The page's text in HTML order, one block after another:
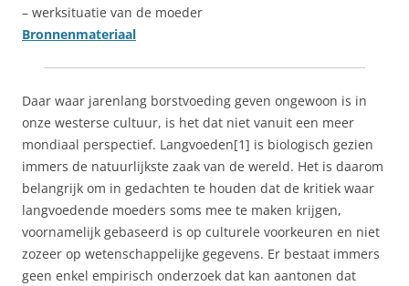
– werksituatie van de moeder
Bronnenmateriaal
Daar waar jarenlang borstvoeding geven ongewoon is in
onze westerse cultuur, is het dat niet vanuit een meer
mondiaal perspectief. Langvoeden[1] is biologisch gezien
immers de natuurlijkste zaak van de wereld. Het is daarom
belangrijk om in gedachten te houden dat de kritiek waar
langvoedende moeders soms mee te maken krijgen,
voornamelijk gebaseerd is op culturele voorkeuren en niet
zozeer op wetenschappelijke gegevens. Er bestaat immers
geen enkel empirisch onderzoek dat kan aantonen dat